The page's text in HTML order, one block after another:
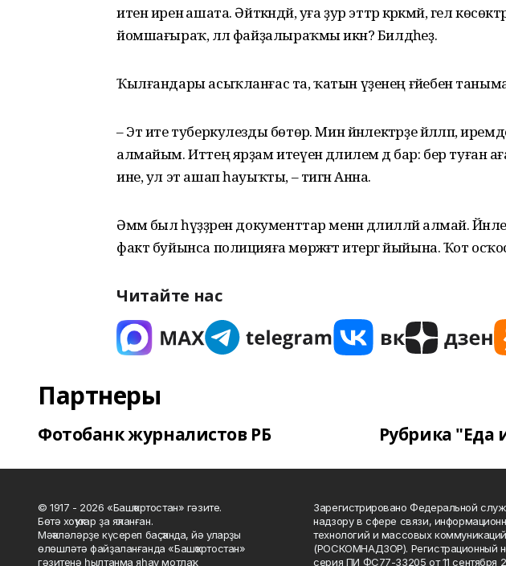
итен иренә ашата. Әйткәндәй, уға ҙур эттәр кәрәкмәй, гел
йомшағыраҡ, әллә файҙалыраҡмы икән? Билдәһеҙ.
Ҡылғандары асыҡланғас та, ҡатын үҙенең ғәйебен
– Эт ите туберкулезды бөтөрә. Мин йәнлектәрҙе йәлләп,
алмайым. Иттең ярҙам итеүенә дәлилем дә бар: бер туған
ине, ул эт ашап һауыҡты, – тигән Анна.
Әммә был һүҙҙәрен документтар менән дәлилләй алмай.
факт буйынса полицияға мөрәжәғәт итергә йыйына. Ҡот
Читайте нас
Партнеры
Фотобанк журналистов РБ Рубрика "Еда
© 1917 - 2026 «Башҡортостан» гәзите.
Бөтә хоҡуҡтар ҙа яҡланған.
Мәҡәләләрҙе күсереп баҫҡанда, йә уларҙы
өлөшләтә файҙаланғанда «Башҡортостан»
гәзитенә һылтанма яһау мотлаҡ.
Зарегистрировано Федеральной
надзору в сфере связи,
технологий и массовых коммуникаций
(РОСКОМНАДЗОР). Регистрационный
серия ПИ ФС77-33205 от 11 сентября